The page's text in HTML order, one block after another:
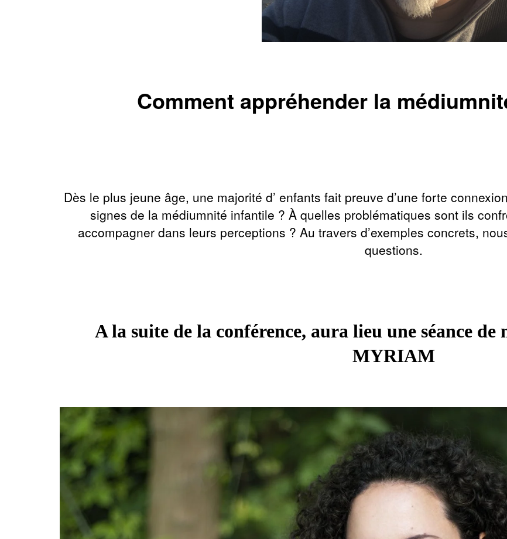
Comment appréhender la
Dès le plus jeune âge, une majorité d’ enfants fait preuve d’une forte
signes de la médiumnité infantile ? À quelles problématiques sont ils
accompagner dans leurs perceptions ? Au travers d’exemples concrets,
questions.
A la suite de la conférence, aura lieu une séance
MYRIAM